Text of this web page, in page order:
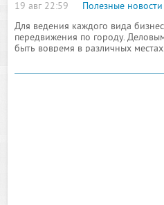
19 авг 22:59
Полезные новости
Для ведения каждого вида
передвижения по городу.
быть вовремя в различных
течение дня множество поездок